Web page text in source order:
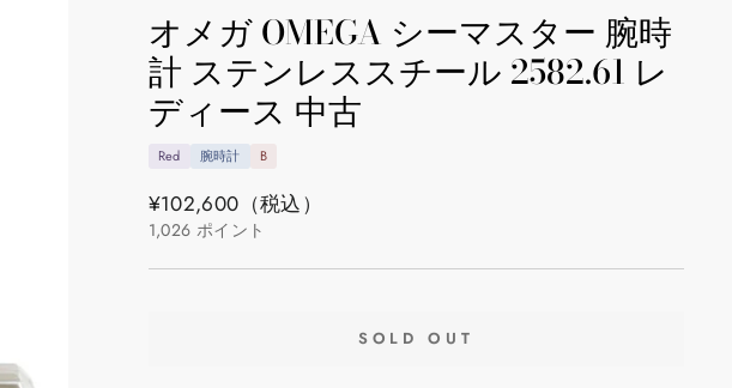
オメガ OMEGA シーマスター 腕時
計 ステンレススチール 2582.61 レ
ディース 中古
Red 腕時計 B
通
常
価
¥102,600 （税込）
1,026 ポイント
SOLD OUT